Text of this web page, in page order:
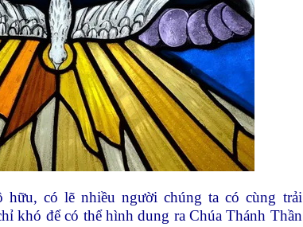
có lẽ nhiều người chúng ta có cùng trải
khó để có thể hình dung ra Chúa Thánh Thần